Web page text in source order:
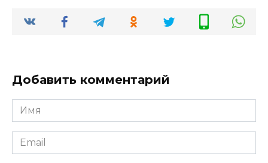
Добавить комментарий
Имя
*
Email
*